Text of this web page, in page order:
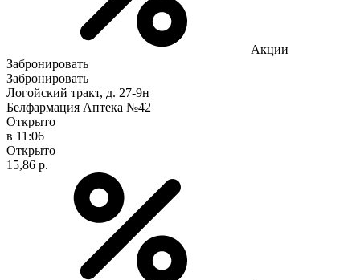
Акции
Забронировать
Забронировать
Логойский тракт, д. 27-9н
Белфармация Аптека №42
Открыто
в 11:06
Открыто
15,86 р.